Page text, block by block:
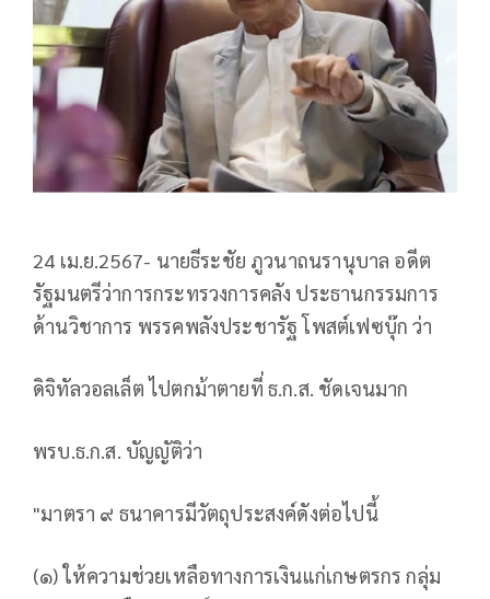
24 เม.ย.2567- นายธีระชัย ภูวนาถนรานุบาล อดีต
รัฐมนตรีว่าการกระทรวงการคลัง ประธานกรรมการ
ด้านวิชาการ พรรคพลังประชารัฐ โพสต์เฟซบุ๊ก ว่า
ดิจิทัลวอลเล็ต ไปตกม้าตายที่ ธ.ก.ส. ชัดเจนมาก
พรบ.ธ.ก.ส. บัญญัติว่า
"มาตรา ๙ ธนาคารมีวัตถุประสงค์ดังต่อไปนี้
(๑) ให้ความช่วยเหลือทางการเงินแก่เกษตรกร กลุ่ม